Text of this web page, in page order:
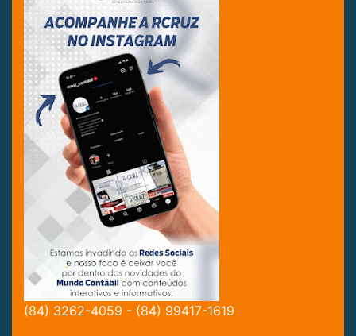
(84) 3262-4059 - (84) 99417-1619